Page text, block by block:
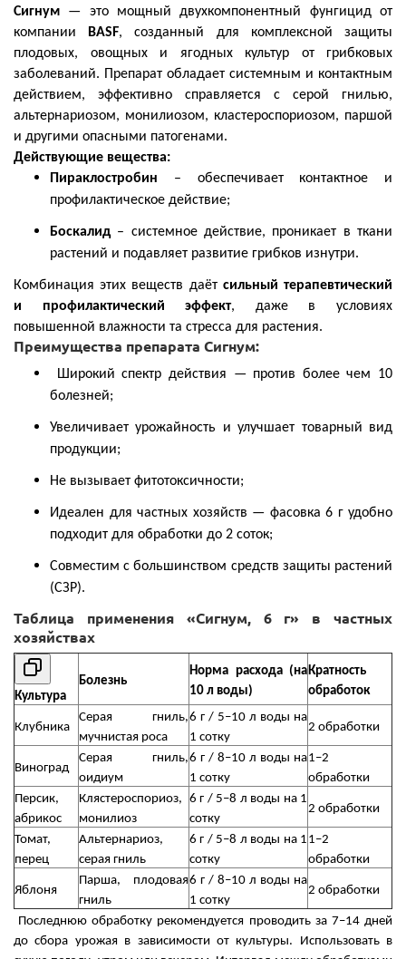
Сигнум — это мощный двухкомпонентный фунгицид от
компании
BASF, созданный для комплексной защиты
плодовых, овощных и ягодных культур от грибковых
заболеваний. Препарат обладает системным и контактным
действием, эффективно справляется с серой гнилью,
альтернариозом, монилиозом, кластероспориозом, паршой
и другими опасными патогенами.
Действующие вещества:
Пираклостробин – обеспечивает контактное и
профилактическое действие;
Боскалид– системное действие, проникает в ткани
растений и подавляет развитие грибков изнутри.
Комбинация этих веществ даёт сильный терапевтический
и профилактический эффект, даже в условиях
повышенной влажности та стресса для растения.
Преимущества препарата Сигнум:
Широкий спектр действия — против более чем 10
болезней;
Увеличивает урожайность и улучшает товарный вид
продукции;
Не вызывает фитотоксичности;
Идеален для частных хозяйств — фасовка 6 г удобно
подходит для обработки до 2 соток;
Совместим с большинством средств защиты растений
(СЗР).
Таблица применения «Сигнум, 6 г» в частных
хозяйствах
Культура
Болезнь
Норма расхода (на
10 л воды)
Кратность
обработок
Клубника
Серая гниль,
мучнистая роса
6 г / 5–10 л воды на
1 сотку
2 обработки
Виноград
Серая гниль,
оидиум
6 г / 8–10 л воды на
1 сотку
1–2
обработки
Персик,
абрикос
Клястероспориоз,
монилиоз
6 г / 5–8 л воды на 1
сотку
2 обработки
Томат,
перец
Альтернариоз,
серая гниль
6 г / 5–8 л воды на 1
сотку
1–2
обработки
Яблоня
Парша, плодовая
гниль
6 г / 8–10 л воды на
1 сотку
2 обработки
️ Последнюю обработку рекомендуется проводить за 7–14 дней
до сбора урожая в зависимости от культуры. Использовать в